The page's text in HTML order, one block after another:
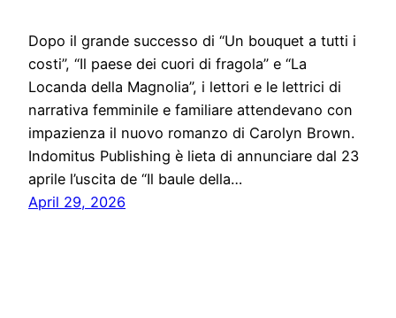
Dopo il grande successo di “Un bouquet a tutti i
costi”, “Il paese dei cuori di fragola” e “La
Locanda della Magnolia”, i lettori e le lettrici di
narrativa femminile e familiare attendevano con
impazienza il nuovo romanzo di Carolyn Brown.
Indomitus Publishing è lieta di annunciare dal 23
aprile l’uscita de “Il baule della…
April 29, 2026